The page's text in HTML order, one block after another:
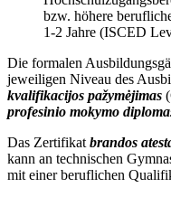
bzw. höhere
1-2 Jahre (ISCED
Die formalen
jeweiligen Niveau des
kvalifikacijos pažymėjimas
profesinio mokymo
Das Zertifikat brandos
kann an technischen
mit einer beruflichen